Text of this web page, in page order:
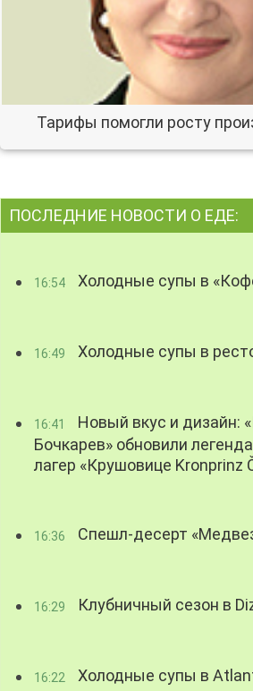
Тарифы помогли росту
ПОСЛЕДНИЕ НОВОСТИ О ЕДЕ:
16:54 Холодные супы в
16:49 Холодные супы в
16:41
Новый вкус и дизайн:
Бочкарев» обновили
лагер «Крушовице Kronprinz
16:36 Спешл-десерт
16:29 Клубничный сезон в
16:22 Холодные супы в